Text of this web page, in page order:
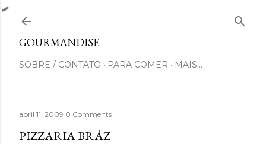
GOURMANDISE
SOBRE / CONTATO PARA COMER MAIS…
abril 11, 2009 0 Comments
PIZZARIA BRÁZ